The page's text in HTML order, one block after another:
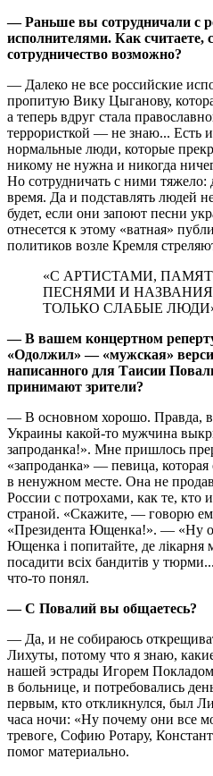
— Раньше вы сотрудничали с
исполнителями. Как считаете,
сотрудничество возможно?
— Далеко не все российские
пропитую Вику Цыганову,
а теперь вдруг стала
террористкой — не знаю... Есть
нормальные люди, которые
никому не нужна и никогда
Но сотрудничать с ними тяжело:
время. Да и подставлять людей
будет, если они запоют песни
отнесется к этому «ватная»
политиков возле Кремля
«С АРТИСТАМИ,
ПЕСНЯМИ И
ТОЛЬКО СЛАБЫЕ
— В вашем концертном
«Одолжил» — «мужская»
написанного для Таисии
принимают зрители?
— В основном хорошо. Правда, в
Украины какой-то мужчина
запроданка!». Мне пришлось
«запроданка» — певица,
в ненужном месте. Она не
России с потрохами, как те, кто
страной. «Скажите, — говорю
«Президента Ющенка!». — «Ну
Ющенка і попитайте, де лікарня
посадити всіх бандитів у
что-то понял.
— С Повалий вы общаетесь?
— Да, и не собираюсь
Лихуты, потому что я знаю,
нашей эстрады Игорем Покладом
в больнице, и потребовались
первым, кто откликнулся, был
часа ночи: «Ну почему они все
тревоге, Софию Ротару,
помог материально.